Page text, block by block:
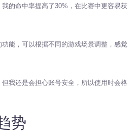
我的命中率提高了30%，在比赛中更容易获
功能，可以根据不同的游戏场景调整，感觉
但我还是会担心账号安全，所以使用时会格
势